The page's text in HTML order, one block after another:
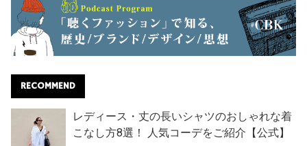
RECOMMEND
レディース・丈の長いシャツのおしゃれな着
こなし方8選！ 人気コーデをご紹介【公式】